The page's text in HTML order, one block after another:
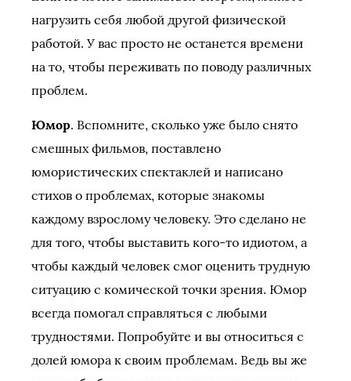
нагрузить себя любой другой физической
работой. У вас просто не останется времени
на то, чтобы переживать по поводу различных
проблем.
Юмор. Вспомните, сколько уже было снято
смешных фильмов, поставлено
юмористических спектаклей и написано
стихов о проблемах, которые знакомы
каждому взрослому человеку. Это сделано не
для того, чтобы выставить кого-то идиотом, а
чтобы каждый человек смог оценить трудную
ситуацию с комической точки зрения. Юмор
всегда помогал справляться с любыми
трудностями. Попробуйте и вы относиться с
долей юмора к своим проблемам. Ведь вы же